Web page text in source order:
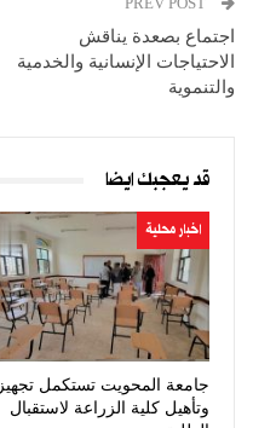
اجتماع بصعدة يناقش
الاحتياجات الإنسانية والخدمية
والتنموية
قد يعجبك ايضا
اخبار محلية
جامعة المحويت تستكمل تجهيز
وتأهيل كلية الزراعة لاستقبال